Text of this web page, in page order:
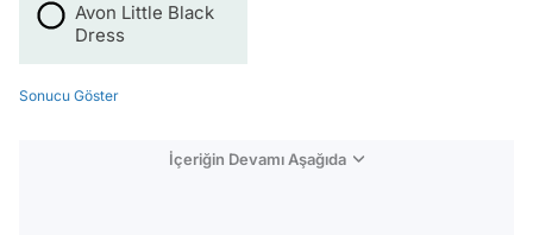
Avon Little Black
Dress
Sonucu Göster
İçeriğin Devamı Aşağıda